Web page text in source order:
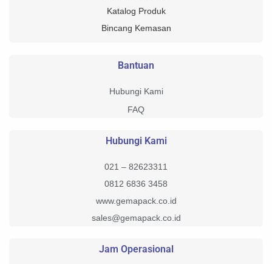
Katalog Produk
Bincang Kemasan
Bantuan
Hubungi Kami
FAQ
Hubungi Kami
021 – 82623311
0812 6836 3458
www.gemapack.co.id
sales@gemapack.co.id
Jam Operasional